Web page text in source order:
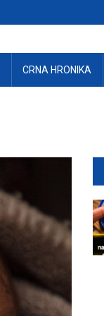
CRNA HRONIKA